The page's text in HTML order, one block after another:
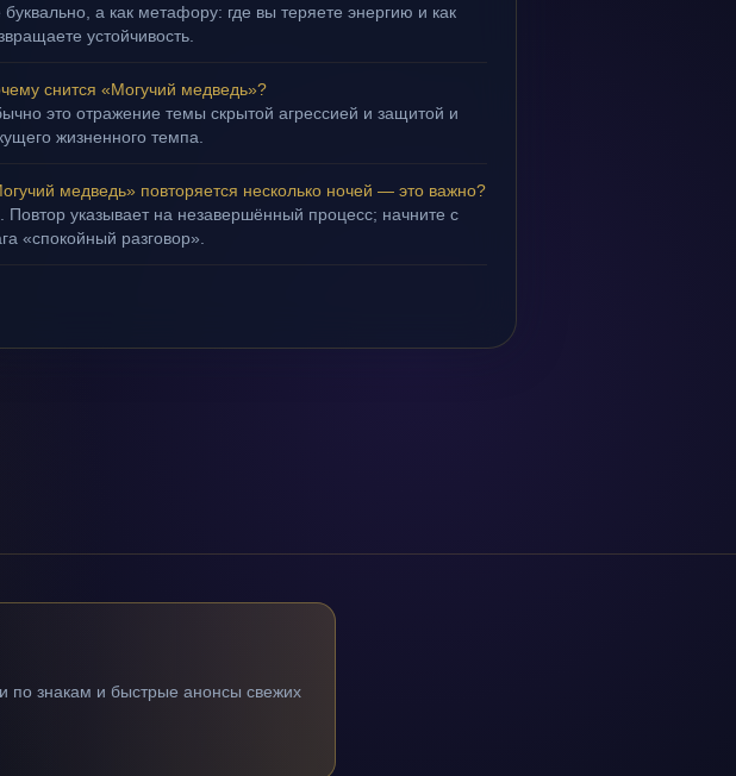
буквально, а как метафору: где вы теряете энергию и как
устойчивость.
снится «Могучий медведь»?
это отражение темы скрытой агрессией и защитой и
жизненного темпа.
медведь» повторяется несколько ночей — это важно?
Повтор указывает на незавершённый процесс; начните с
«спокойный разговор».
по знакам и быстрые анонсы свежих